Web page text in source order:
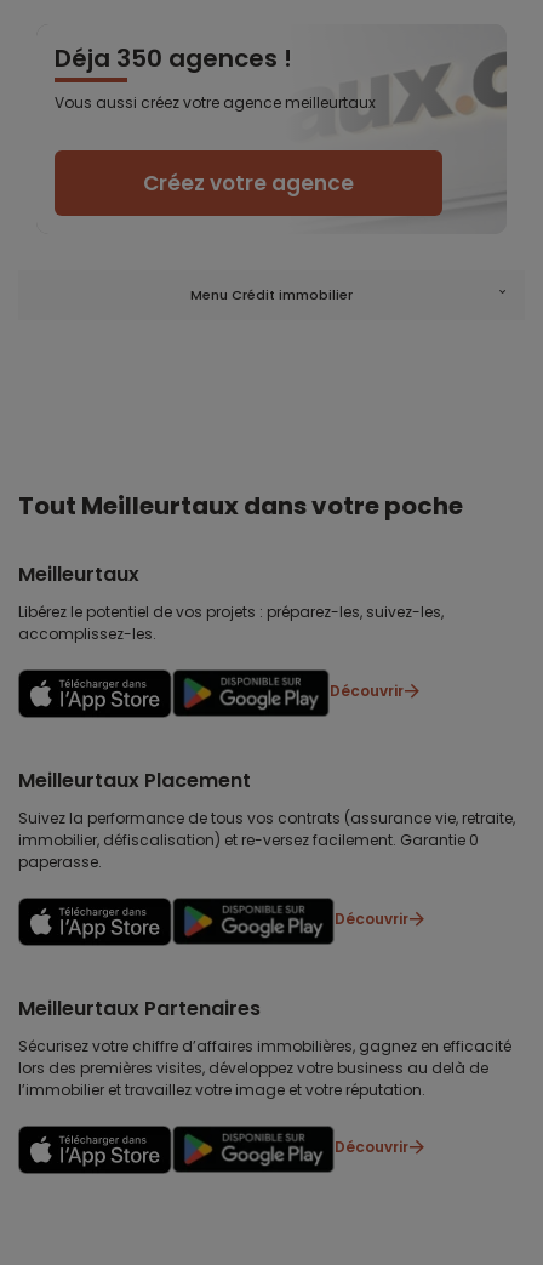
Déja 350 agences !
Vous aussi créez votre agence meilleurtaux
Créez votre agence
Menu Crédit immobilier
Tout Meilleurtaux dans votre poche
Meilleurtaux
Libérez le potentiel de vos projets : préparez-les, suivez-les,
accomplissez-les.
Découvrir
Meilleurtaux Placement
Suivez la performance de tous vos contrats (assurance vie, retraite,
immobilier, défiscalisation) et re-versez facilement. Garantie 0
paperasse.
Découvrir
Meilleurtaux Partenaires
Sécurisez votre chiffre d’affaires immobilières, gagnez en efficacité
lors des premières visites, développez votre business au delà de
l’immobilier et travaillez votre image et votre réputation.
Découvrir